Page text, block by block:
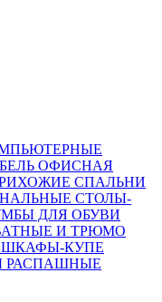
ОФИСНАЯ
СПАЛЬНИ
СТОЛЫ-
ДЛЯ ОБУВИ
И ТРЮМО
ШКАФЫ-КУПЕ